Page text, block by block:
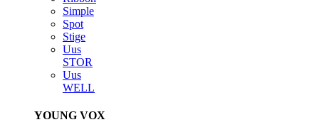
Simple
Spot
Stige
Uus
STOR
Uus
WELL
YOUNG VOX